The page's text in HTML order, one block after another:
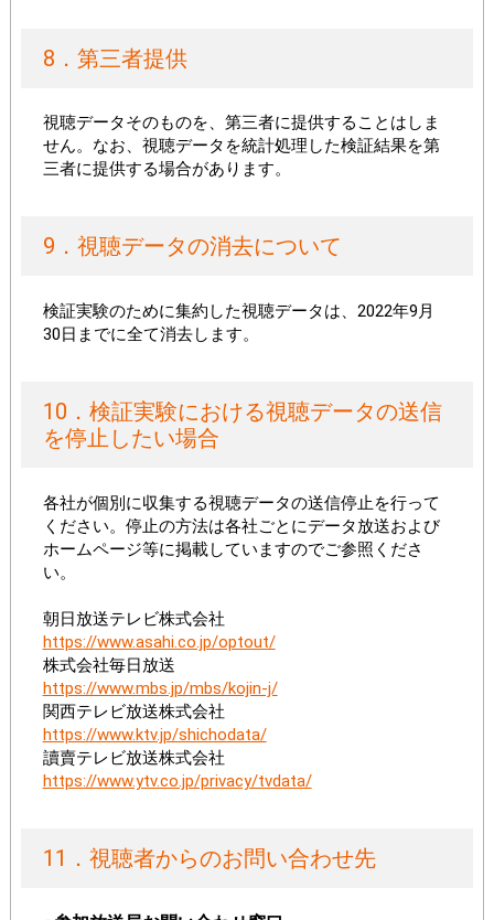
8．第三者提供
視聴データそのものを、第三者に提供することはしま
せん。なお、視聴データを統計処理した検証結果を第
三者に提供する場合があります。
9．視聴データの消去について
検証実験のために集約した視聴データは、2022年9月
30日までに全て消去します。
10．検証実験における視聴データの送信
を停止したい場合
各社が個別に収集する視聴データの送信停止を行って
ください。停止の方法は各社ごとにデータ放送および
ホームページ等に掲載していますのでご参照くださ
い。
朝日放送テレビ株式会社
https://www.asahi.co.jp/optout/
株式会社毎日放送
https://www.mbs.jp/mbs/kojin-j/
関西テレビ放送株式会社
https://www.ktv.jp/shichodata/
讀賣テレビ放送株式会社
https://www.ytv.co.jp/privacy/tvdata/
11．視聴者からのお問い合わせ先